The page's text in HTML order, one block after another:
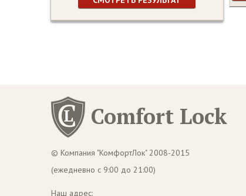
Comfort Lock
© Компания "КомфортЛок" 2008-2015
(ежедневно с 9:00 до 21:00)
Наш адрес: